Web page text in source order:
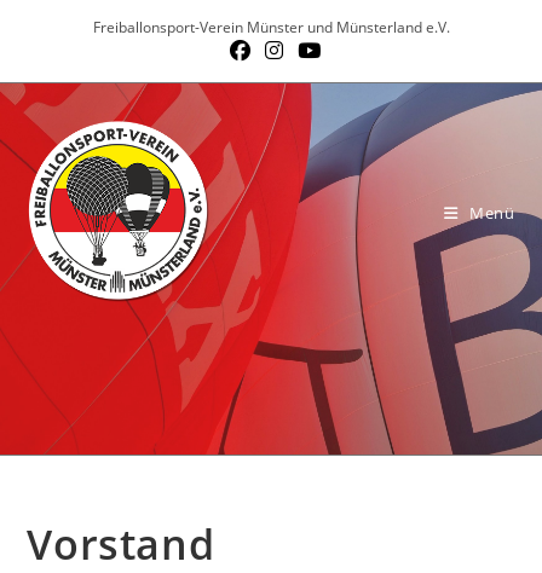
Freiballonsport-Verein Münster und Münsterland e.V.
Menü
Vorstand